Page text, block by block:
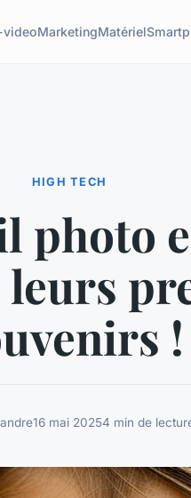
videoMarketingMatériel
HIGH TECH
photo
!
16 mai 20254 min de